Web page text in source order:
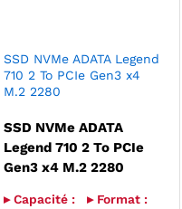
SSD NVMe ADATA Legend
710 2 To PCIe Gen3 x4
M.2 2280
SSD NVMe ADATA
Legend 710 2 To PCIe
Gen3 x4 M.2 2280
▸ Capacité :
▸ Format :